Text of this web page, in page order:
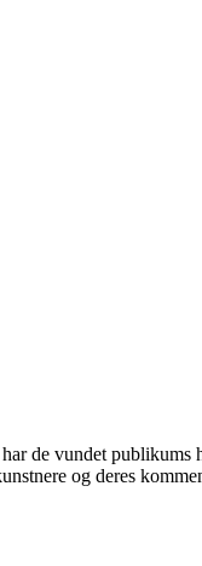
de vundet
og deres